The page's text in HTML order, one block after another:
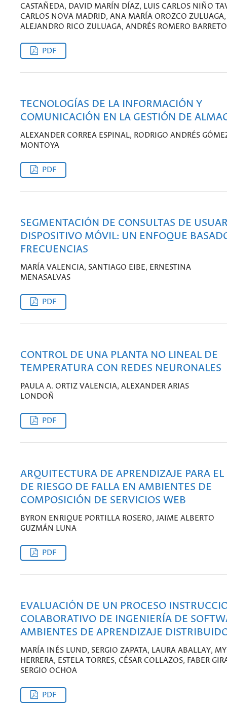
CASTAÑEDA, DAVID MARÍN DÍAZ, LUIS CARLOS NIÑO
CARLOS NOVA MADRID, ANA MARÍA OROZCO ZULUAGA,
ALEJANDRO RICO ZULUAGA, ANDRÉS ROMERO BARRETO
PDF
TECNOLOGÍAS DE LA INFORMACIÓN Y
COMUNICACIÓN EN LA GESTIÓN DE
ALEXANDER CORREA ESPINAL, RODRIGO ANDRÉS
MONTOYA
PDF
SEGMENTACIÓN DE CONSULTAS DE
DISPOSITIVO MÓVIL: UN ENFOQUE
FRECUENCIAS
MARÍA VALENCIA, SANTIAGO EIBE, ERNESTINA
MENASALVAS
PDF
CONTROL DE UNA PLANTA NO LINEAL DE
TEMPERATURA CON REDES NEURONALES
PAULA A. ORTIZ VALENCIA, ALEXANDER ARIAS
LONDOÑ
PDF
ARQUITECTURA DE APRENDIZAJE PARA
DE RIESGO DE FALLA EN AMBIENTES DE
COMPOSICIÓN DE SERVICIOS WEB
BYRON ENRIQUE PORTILLA ROSERO, JAIME ALBERTO
GUZMÁN LUNA
PDF
EVALUACIÓN DE UN PROCESO
COLABORATIVO DE INGENIERÍA DE
AMBIENTES DE APRENDIZAJE
MARÍA INÉS LUND, SERGIO ZAPATA, LAURA ABALLAY,
HERRERA, ESTELA TORRES, CÉSAR COLLAZOS, FABER
SERGIO OCHOA
PDF